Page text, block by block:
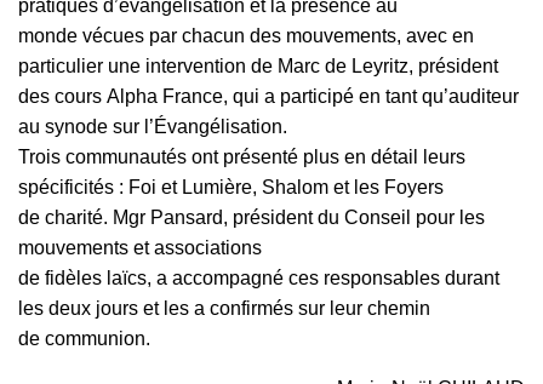
pratiques d’évangélisation et la présence au
monde vécues par chacun des mouvements, avec en
particulier une intervention de Marc de Leyritz, président
des cours Alpha France, qui a participé en tant qu’auditeur
au synode sur l’Évangélisation.
Trois communautés ont présenté plus en détail leurs
spécificités : Foi et Lumière, Shalom et les Foyers
de charité. Mgr Pansard, président du Conseil pour les
mouvements et associations
de fidèles laïcs, a accompagné ces responsables durant
les deux jours et les a confirmés sur leur chemin
de communion.